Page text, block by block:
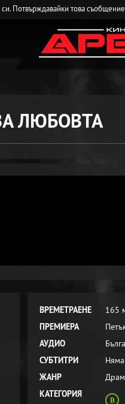
си. Потвърждавайки това
ЛЮБОВТА
ВРЕМЕТРАЕНЕ
165
ПРЕМИЕРА
АУДИО
СУБТИТРИ
Няма
ЖАНР
КАТЕГОРИЯ